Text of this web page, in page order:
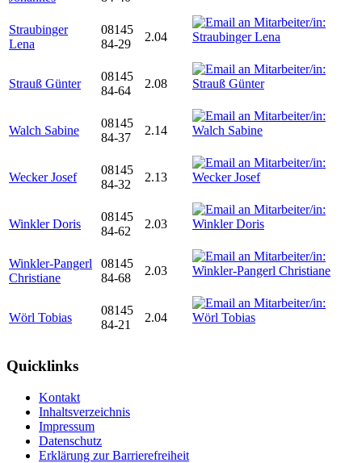
Straubinger
Lena
08145
84-29
2.04
Strauß Günter
08145
84-64
2.08
Walch Sabine
08145
84-37
2.14
Wecker Josef
08145
84-32
2.13
Winkler Doris
08145
84-62
2.03
Winkler-Pangerl
Christiane
08145
84-68
2.03
Wörl Tobias
08145
84-21
2.04
Quicklinks
Kontakt
Inhaltsverzeichnis
Impressum
Datenschutz
Erklärung zur Barrierefreiheit